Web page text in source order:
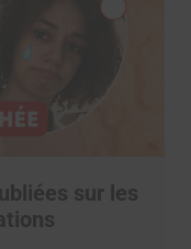
sur les